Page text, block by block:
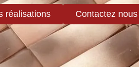
réalisations Contactez nous